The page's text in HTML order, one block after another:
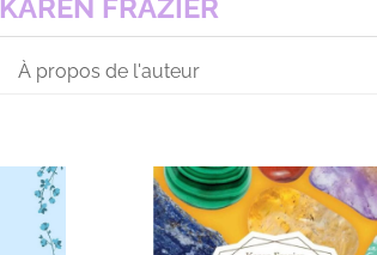
KAREN FRAZIER
À propos de l'auteur